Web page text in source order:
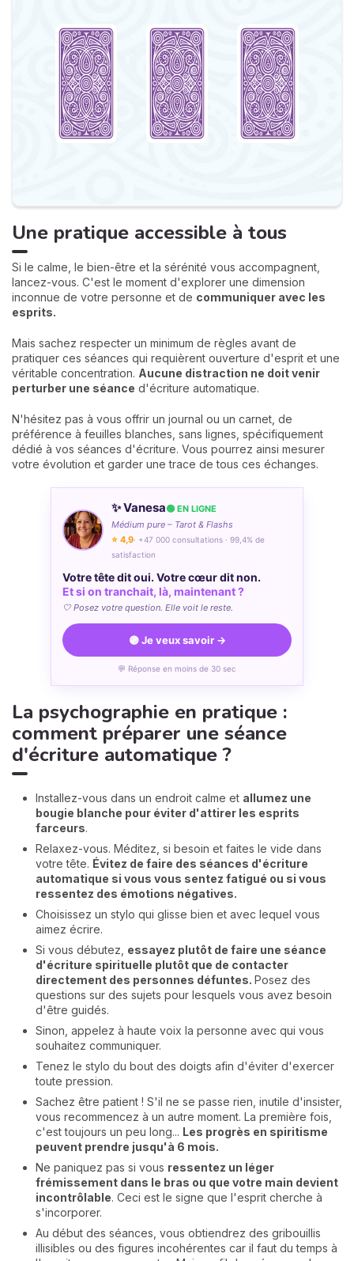
Une pratique accessible à tous
Si le calme, le bien-être et la sérénité vous accompagnent,
lancez-vous. C'est le moment d'explorer une dimension
inconnue de votre personne et de communiquer avec les
esprits.
Mais sachez respecter un minimum de règles avant de
pratiquer ces séances qui requièrent ouverture d'esprit et une
véritable concentration. Aucune distraction ne doit venir
perturber une séance d'écriture automatique.
N'hésitez pas à vous offrir un journal ou un carnet, de
préférence à feuilles blanches, sans lignes, spécifiquement
dédié à vos séances d'écriture. Vous pourrez ainsi mesurer
votre évolution et garder une trace de tous ces échanges.
✨ Vanesa🟢 EN LIGNE
Médium pure – Tarot & Flashs
⭐ 4,9· +47 000 consultations · 99,4% de
satisfaction
Votre tête dit oui. Votre cœur dit non.
Et si on tranchait, là, maintenant ?
🤍 Posez votre question. Elle voit le reste.
🟣 Je veux savoir →
💬 Réponse en moins de 30 sec
La psychographie en pratique :
comment préparer une séance
d'écriture automatique ?
Installez-vous dans un endroit calme et allumez une
bougie blanche pour éviter d'attirer les esprits
farceurs.
Relaxez-vous. Méditez, si besoin et faites le vide dans
votre tête. Évitez de faire des séances d'écriture
automatique si vous vous sentez fatigué ou si vous
ressentez des émotions négatives.
Choisissez un stylo qui glisse bien et avec lequel vous
aimez écrire.
Si vous débutez, essayez plutôt de faire une séance
d'écriture spirituelle plutôt que de contacter
directement des personnes défuntes. Posez des
questions sur des sujets pour lesquels vous avez besoin
d'être guidés.
Sinon, appelez à haute voix la personne avec qui vous
souhaitez communiquer.
Tenez le stylo du bout des doigts afin d'éviter d'exercer
toute pression.
Sachez être patient ! S'il ne se passe rien, inutile d'insister,
vous recommencez à un autre moment. La première fois,
c'est toujours un peu long... Les progrès en spiritisme
peuvent prendre jusqu'à 6 mois.
Ne paniquez pas si vous ressentez un léger
frémissement dans le bras ou que votre main devient
incontrôlable. Ceci est le signe que l'esprit cherche à
s'incorporer.
Au début des séances, vous obtiendrez des gribouillis
illisibles ou des figures incohérentes car il faut du temps à